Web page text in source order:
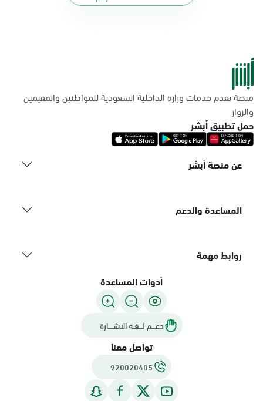
منصة تقدم خدمات وزارة الداخلية السعودية للمواطنين والمقيمين
والزوار
حمل تطبيق أبشر
عن منصة أبشر
المساعدة والدعم
روابط مهمة
أدوات المساعدة
دعـــم لـــغـة الاشــــارة
تواصل معنا
920020405